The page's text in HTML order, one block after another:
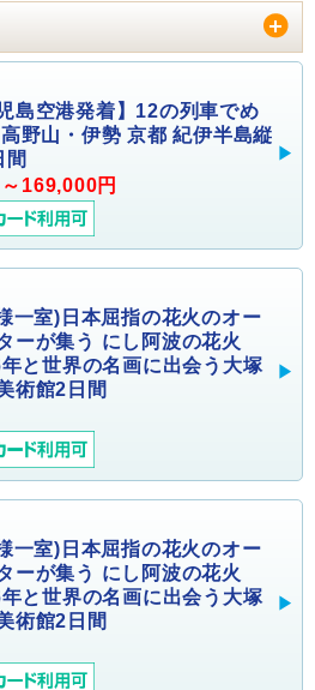
児島空港発着】12の列車でめ
高野山・伊勢 京都 紀伊半島縦
間
169,000円
一室)日本屈指の花火のオー
ーが集う にし阿波の花火
と世界の名画に出会う大塚
術館2日間
一室)日本屈指の花火のオー
ーが集う にし阿波の花火
と世界の名画に出会う大塚
術館2日間